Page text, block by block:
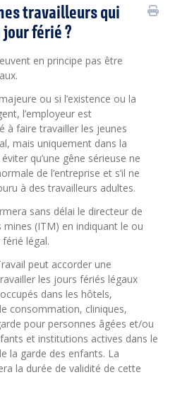
travailleurs qui
férié ?
en principe pas être
ou si l’existence ou la
l’employeur est
à faire travailler les jeunes
mais uniquement dans la
qu’une gêne sérieuse ne
de l’entreprise et s’il ne
à des travailleurs adultes.
sans délai le directeur de
mines (ITM) en indiquant le ou
légal.
peut accorder une
les jours fériés légaux
dans les hôtels,
consommation, cliniques,
pour personnes âgées et/ou
et institutions actives dans le
la garde des enfants. La
la durée de validité de cette